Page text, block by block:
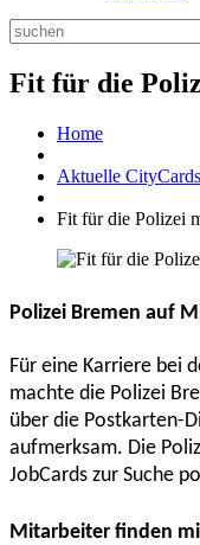
Fit für die
Home
Aktuelle
Fit für die Polizei
Polizei Bremen auf
Für eine Karriere bei
machte die Polizei
über die Postkarten-
aufmerksam. Die
JobCards zur Suche
Mitarbeiter finden